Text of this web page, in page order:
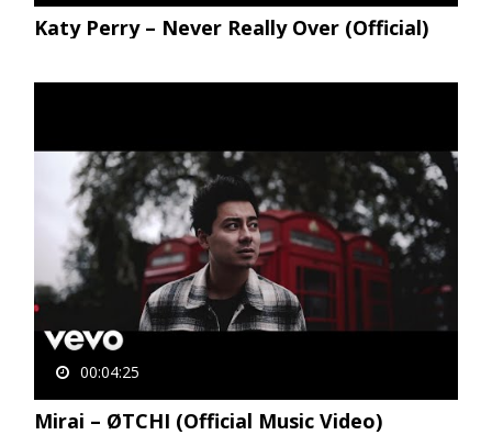
Katy Perry – Never Really Over (Official)
00:04:25
Mirai – ØTCHI (Official Music Video)